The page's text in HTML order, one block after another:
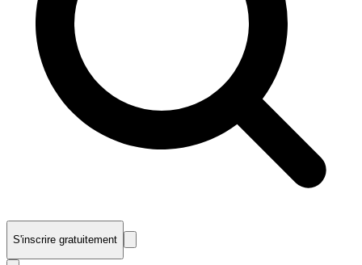
S'inscrire gratuitement